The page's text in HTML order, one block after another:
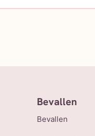
Bevallen
Bevallen